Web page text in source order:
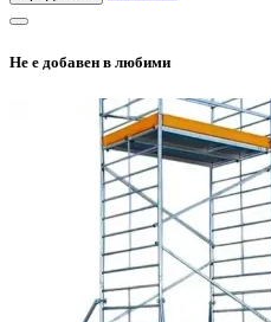
Не е добавен в любими